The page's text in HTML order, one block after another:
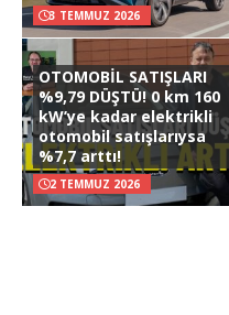
3 TEMMUZ 2026
OTOMOBİL SATIŞLARI
%9,79 DÜŞTÜ! 0 km 160
kW’ye kadar elektrikli
otomobil satışlarıysa
%7,7 arttı!
2 TEMMUZ 2026